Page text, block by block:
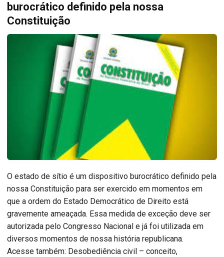
burocrático definido pela nossa
Constituição
O estado de sítio é um dispositivo burocrático definido pela
nossa Constituição para ser exercido em momentos em
que a ordem do Estado Democrático de Direito está
gravemente ameaçada. Essa medida de exceção deve ser
autorizada pelo Congresso Nacional e já foi utilizada em
diversos momentos de nossa história republicana.
Acesse também: Desobediência civil – conceito,